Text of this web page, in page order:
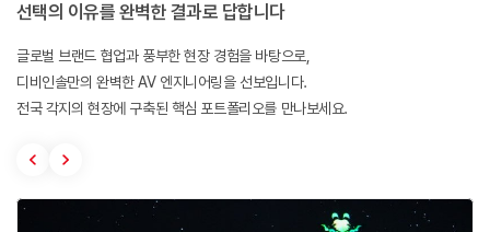
선택의 이유를 완벽한 결과로 답합니다
글로벌 브랜드 협업과 풍부한 현장 경험을 바탕으로,
디비인솔만의 완벽한 AV 엔지니어링을 선보입니다.
전국 각지의 현장에 구축된 핵심 포트폴리오를 만나보세요.